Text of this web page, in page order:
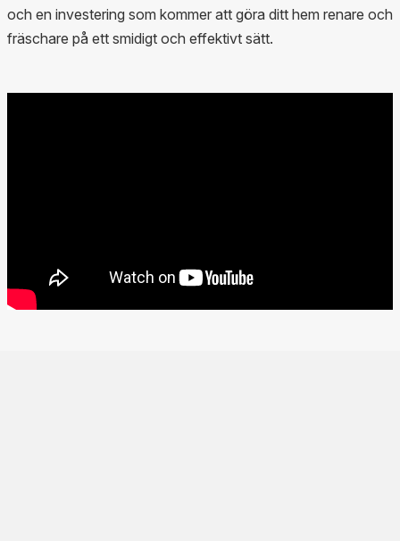
och en investering som kommer att göra ditt hem renare och
fräschare på ett smidigt och effektivt sätt.